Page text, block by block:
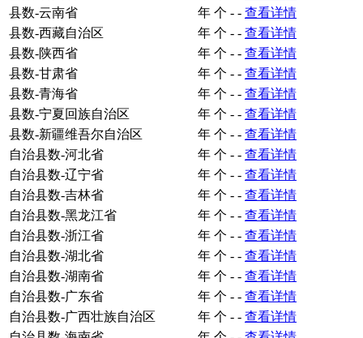
县数-云南省
年 个 - - 查看详情
县数-西藏自治区
年 个 - - 查看详情
县数-陕西省
年 个 - - 查看详情
县数-甘肃省
年 个 - - 查看详情
县数-青海省
年 个 - - 查看详情
县数-宁夏回族自治区
年 个 - - 查看详情
县数-新疆维吾尔自治区
年 个 - - 查看详情
自治县数-河北省
年 个 - - 查看详情
自治县数-辽宁省
年 个 - - 查看详情
自治县数-吉林省
年 个 - - 查看详情
自治县数-黑龙江省
年 个 - - 查看详情
自治县数-浙江省
年 个 - - 查看详情
自治县数-湖北省
年 个 - - 查看详情
自治县数-湖南省
年 个 - - 查看详情
自治县数-广东省
年 个 - - 查看详情
自治县数-广西壮族自治区
年 个 - - 查看详情